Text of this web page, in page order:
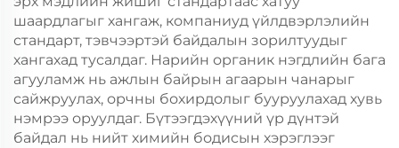
шаардлагыг хангаж, компаниуд үйлдвэрлэлийн
стандарт, тэвчээртэй байдалын зорилтуудыг
хангахад тусалдаг. Нарийн органик нэгдлийн бага
агууламж нь ажлын байрын агаарын чанарыг
сайжруулах, орчны бохирдолыг бууруулахад хувь
нэмрээ оруулдаг. Бүтээгдэхүүний үр дүнтэй
байдал нь нийт химийн бодисын хэрэглээг